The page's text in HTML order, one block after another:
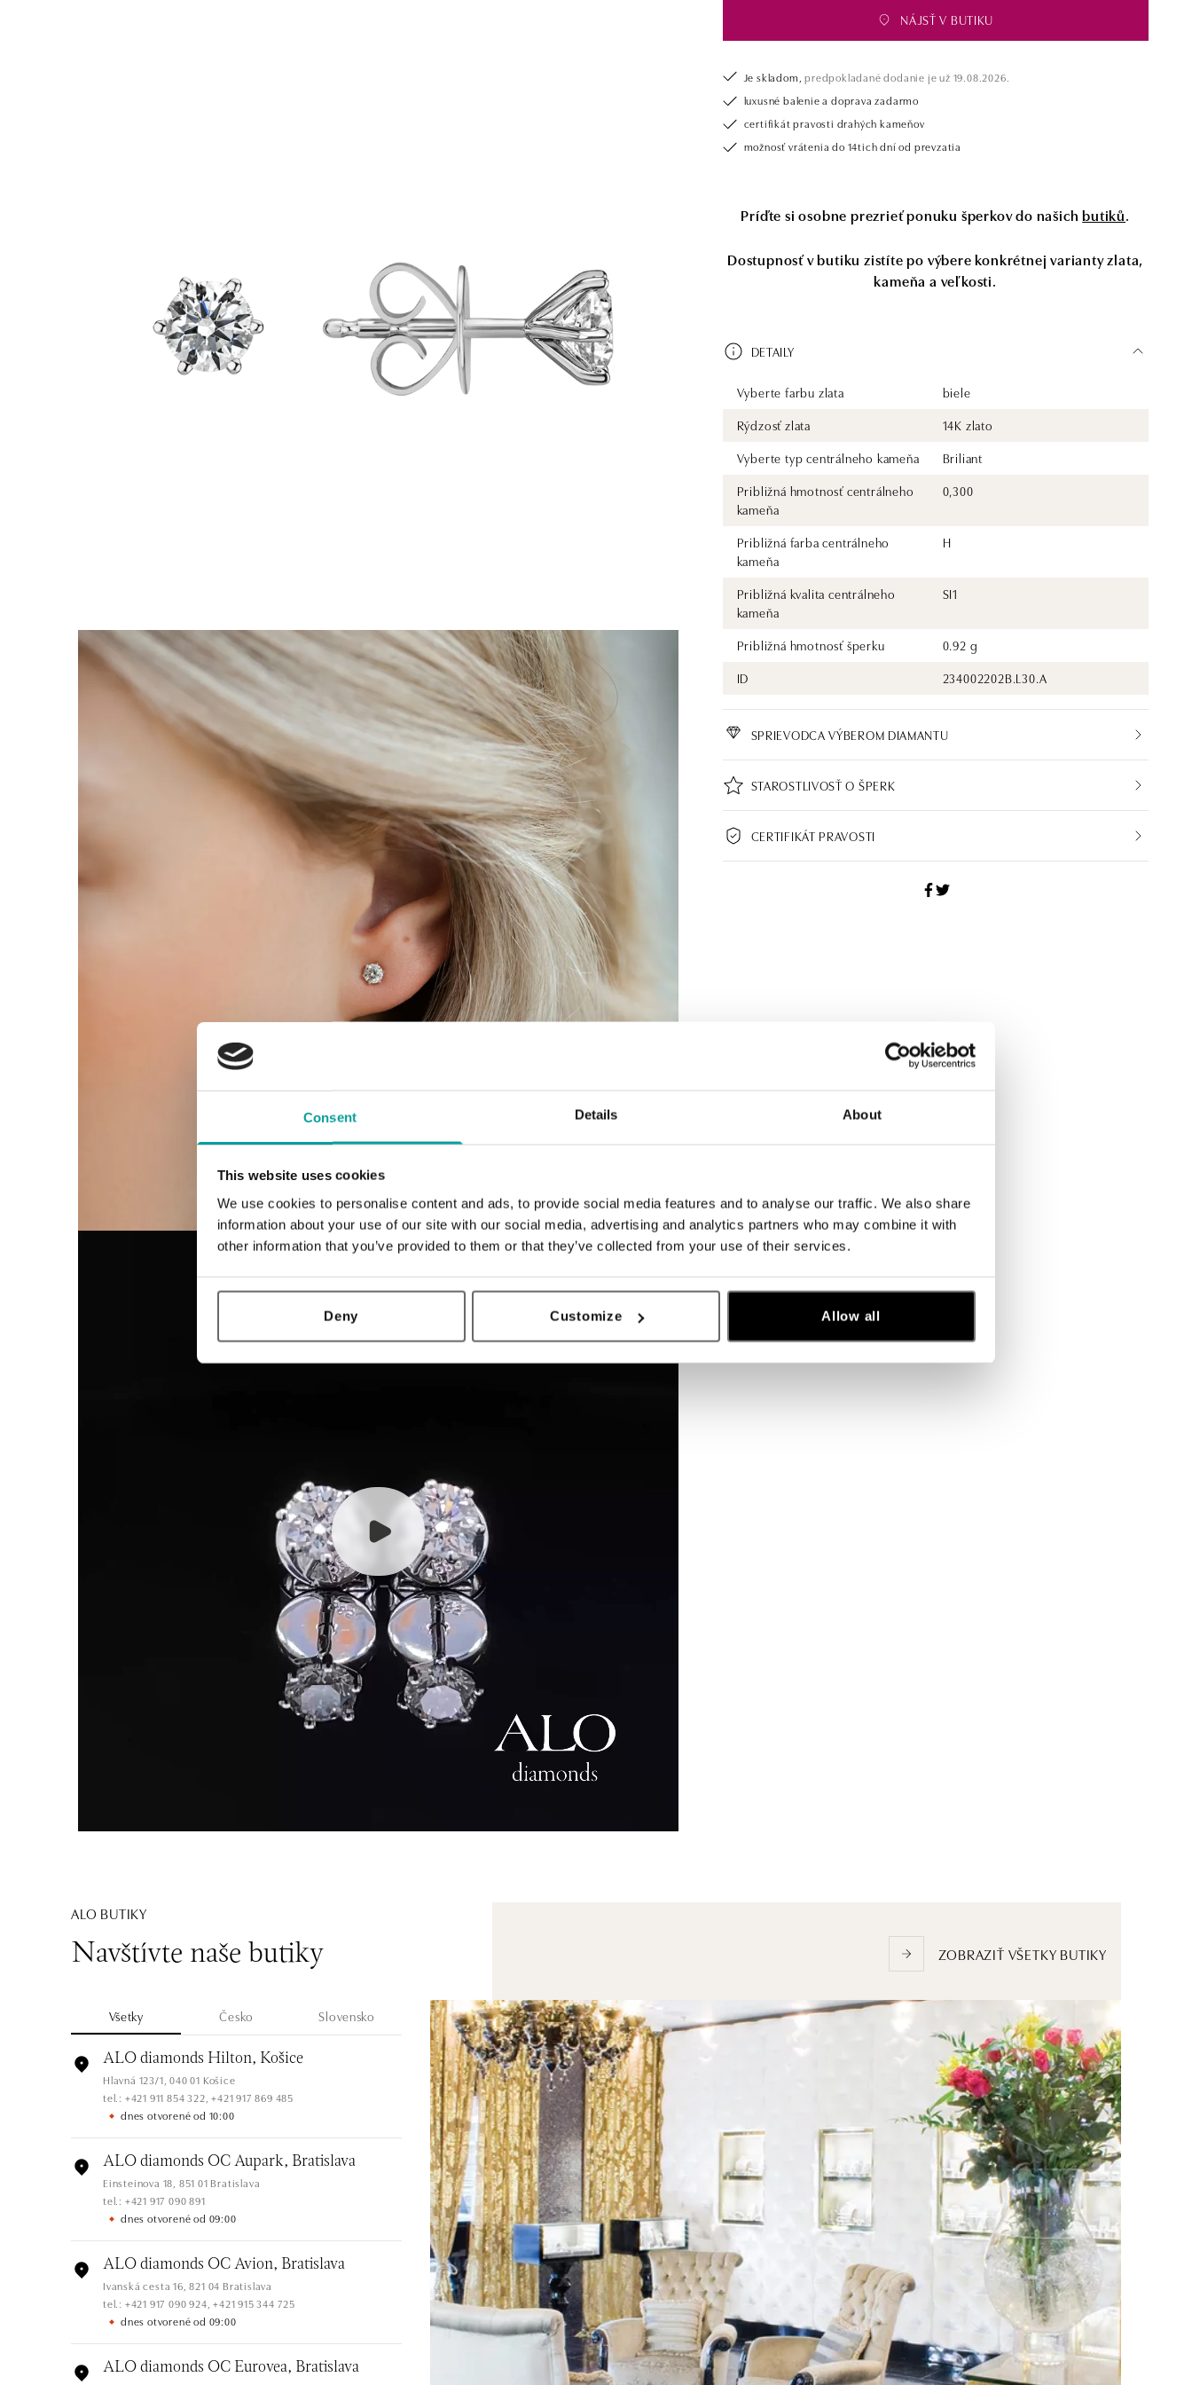
Consent Details About
This website uses cookies
We use cookies to personalise content and ads, to provide social media features and to analyse our traffic. We also share
information about your use of our site with our social media, advertising and analytics partners who may combine it with
other information that you’ve provided to them or that they’ve collected from your use of their services.
Deny Customize Allow all
NÁJSŤ V BUTIKU
Je skladom, predpokladané dodanie je už 19.08.2026.
luxusné balenie a doprava zadarmo
certifikát pravosti drahých kameňov
možnosť vrátenia do 14tich dní od prevzatia
Príďte si osobne prezrieť ponuku šperkov do našichbutiků.
Dostupnosť v butiku zistíte po výbere konkrétnej varianty zlata,
kameňa a veľkosti.
DETAILY
Vyberte farbu zlata
biele
Rýdzosť zlata
14K zlato
Vyberte typ centrálneho kameňa
Briliant
Približná hmotnosť centrálneho
kameňa
0,300
Približná farba centrálneho
kameňa
H
Približná kvalita centrálneho
kameňa
SI1
Približná hmotnosť šperku
0.92 g
ID
234002202B.L30.A
SPRIEVODCA VÝBEROM DIAMANTU
STAROSTLIVOSŤ O ŠPERK
CERTIFIKÁT PRAVOSTI
ALO BUTIKY
Navštívte naše butiky ZOBRAZIŤ VŠETKY BUTIKY
Všetky Česko Slovensko
ALO diamonds Hilton, Košice
Hlavná 123/1, 040 01 Košice
tel.: +421 911 854 322, +421 917 869 485
dnes otvorené od 10:00
ALO diamonds OC Aupark, Bratislava
Einsteinova 18, 851 01 Bratislava
tel.: +421 917 090 891
dnes otvorené od 09:00
ALO diamonds OC Avion, Bratislava
Ivanská cesta 16, 821 04 Bratislava
tel.: +421 917 090 924, +421 915 344 725
dnes otvorené od 09:00
ALO diamonds OC Eurovea, Bratislava